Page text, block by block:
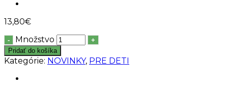
13,80€
Množstvo
Pridať do košíka
Kategórie: NOVINKY, PRE DETI